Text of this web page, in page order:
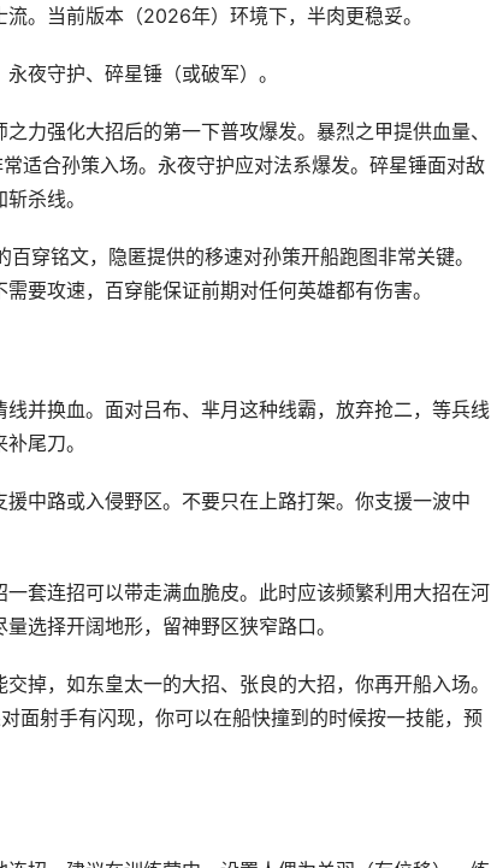
。当前版本（2026年）环境下，半肉更稳妥。
夜守护、碎星锤（或破军）。
力强化大招后的第一下普攻爆发。暴烈之甲提供血量、
适合孙策入场。永夜守护应对法系爆发。碎星锤面对敌
杀线。
穿铭文，隐匿提供的移速对孙策开船跑图非常关键。
要攻速，百穿能保证前期对任何英雄都有伤害。
并换血。面对吕布、芈月这种线霸，放弃抢二，等兵线
尾刀。
中路或入侵野区。不要只在上路打架。你支援一波中
套连招可以带走满血脆皮。此时应该频繁利用大招在河
选择开阔地形，留神野区狭窄路口。
掉，如东皇太一的大招、张良的大招，你再开船入场。
面射手有闪现，你可以在船快撞到的时候按一技能，预